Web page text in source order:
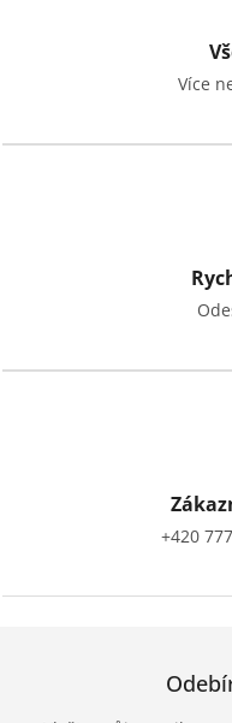
Více
+420